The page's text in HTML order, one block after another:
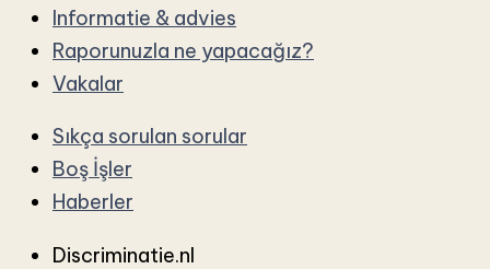
Informatie & advies
Raporunuzla ne yapacağız?
Vakalar
Sıkça sorulan sorular
Boş İşler
Haberler
Discriminatie.nl